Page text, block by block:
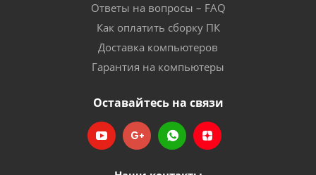
Ответы на вопросы – FAQ
Как оплатить сборку ПК
Доставка компьютеров
Гарантия на компьютеры
Оставайтесь на связи